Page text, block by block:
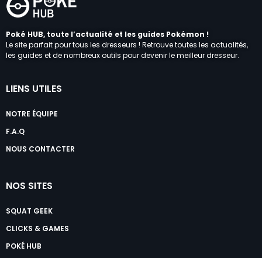
Poké HUB, toute l’actualité et les guides Pokémon !
Le site parfait pour tous les dresseurs ! Retrouve toutes les actualités,
les guides et de nombreux outils pour devenir le meilleur dresseur.
LIENS UTILES
NOTRE ÉQUIPE
F.A.Q
NOUS CONTACTER
NOS SITES
SQUAT GEEK
CLICKS & GAMES
POKÉ HUB